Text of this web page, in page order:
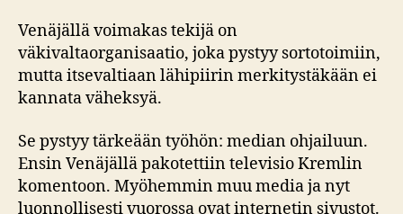
Venäjällä voimakas tekijä on
väkivaltaorganisaatio, joka pystyy sortotoimiin,
mutta itsevaltiaan lähipiirin merkitystäkään ei
kannata väheksyä.
Se pystyy tärkeään työhön: median ohjailuun.
Ensin Venäjällä pakotettiin televisio Kremlin
komentoon. Myöhemmin muu media ja nyt
luonnollisesti vuorossa ovat internetin sivustot.